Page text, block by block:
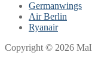
Germanwings
Air Berlin
Ryanair
Copyright © 2026